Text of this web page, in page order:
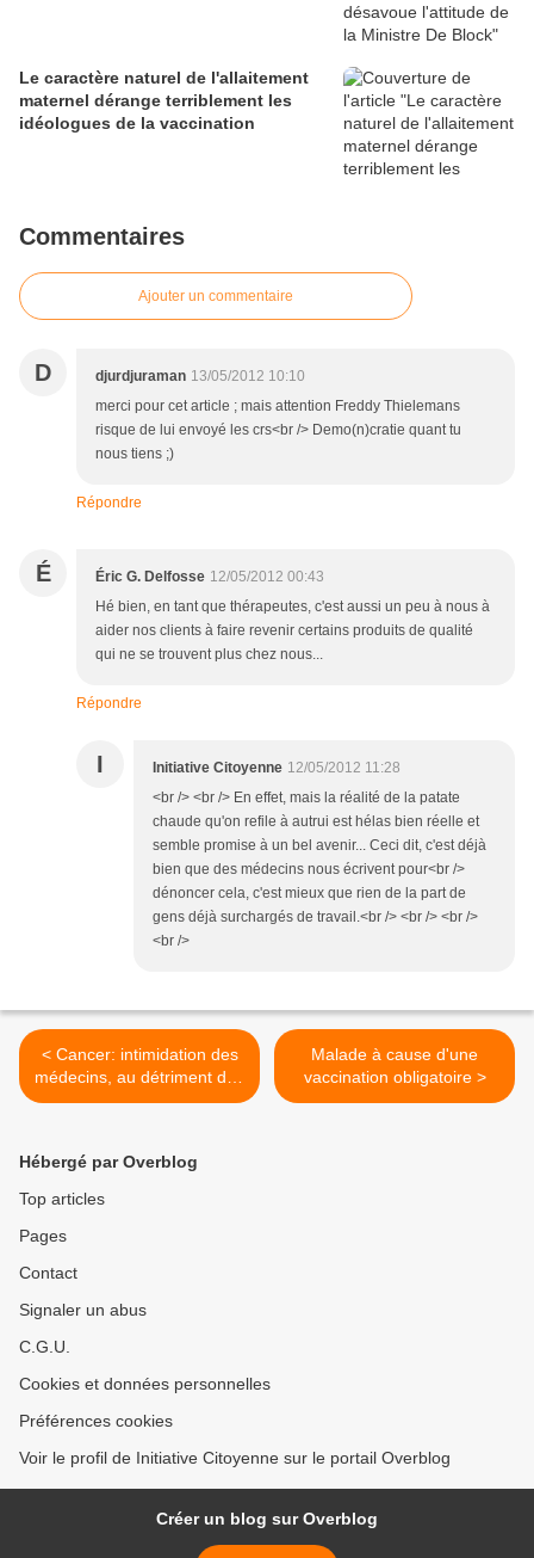
Le caractère naturel de l'allaitement
maternel dérange terriblement les
idéologues de la vaccination
Commentaires
Ajouter un commentaire
D djurdjuraman 13/05/2012 10:10
merci pour cet article ; mais attention Freddy Thielemans
risque de lui envoyé les crs<br /> Demo(n)cratie quant tu
nous tiens ;)
Répondre
É Éric G. Delfosse 12/05/2012 00:43
Hé bien, en tant que thérapeutes, c'est aussi un peu à nous à
aider nos clients à faire revenir certains produits de qualité
qui ne se trouvent plus chez nous...
Répondre
I Initiative Citoyenne 12/05/2012 11:28
<br /> <br /> En effet, mais la réalité de la patate
chaude qu'on refile à autrui est hélas bien réelle et
semble promise à un bel avenir... Ceci dit, c'est déjà
bien que des médecins nous écrivent pour<br />
dénoncer cela, c'est mieux que rien de la part de
gens déjà surchargés de travail.<br /> <br /> <br />
<br />
< Cancer: intimidation des
médecins, au détriment des
patients et de la liberté
Malade à cause d'une
vaccination obligatoire >
Hébergé par Overblog
Top articles
Pages
Contact
Signaler un abus
C.G.U.
Cookies et données personnelles
Préférences cookies
Voir le profil de Initiative Citoyenne sur le portail Overblog
Créer un blog sur Overblog